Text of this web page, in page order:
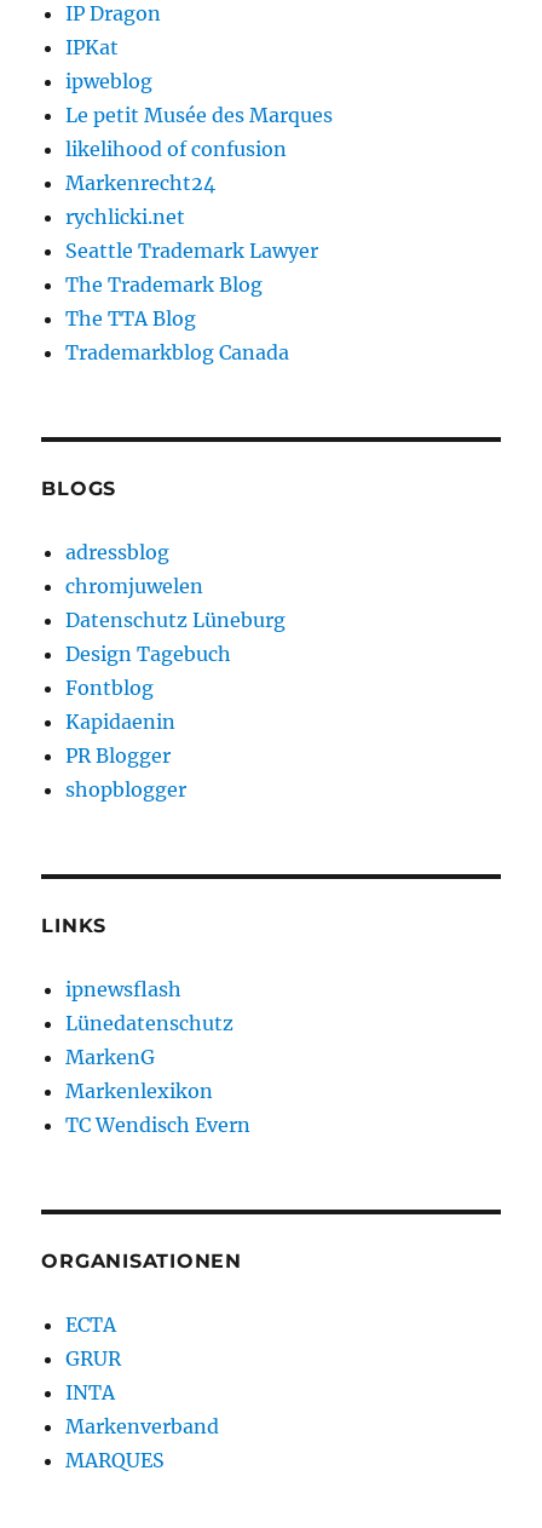
IP Dragon
IPKat
ipweblog
Le petit Musée des Marques
likelihood of confusion
Markenrecht24
rychlicki.net
Seattle Trademark Lawyer
The Trademark Blog
The TTA Blog
Trademarkblog Canada
BLOGS
adressblog
chromjuwelen
Datenschutz Lüneburg
Design Tagebuch
Fontblog
Kapidaenin
PR Blogger
shopblogger
LINKS
ipnewsflash
Lünedatenschutz
MarkenG
Markenlexikon
TC Wendisch Evern
ORGANISATIONEN
ECTA
GRUR
INTA
Markenverband
MARQUES